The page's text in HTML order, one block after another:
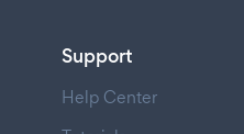
Support
Help Center